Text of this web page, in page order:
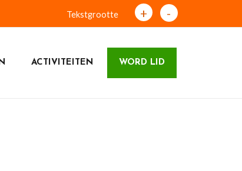
Tekstgrootte + -
ACTIVITEITEN WORD LID